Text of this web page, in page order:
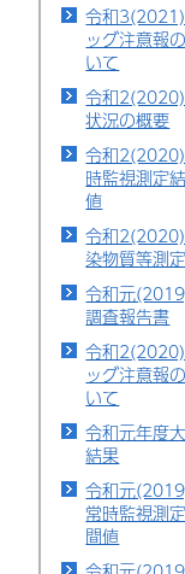
令和
ッグ注意報
いて
令和
状況の概要
令和
時監視測定
値
令和
染物質等測
令和元
調査報告書
令和
ッグ注意報
いて
令和元年度
結果
令和元
常時監視測
間値